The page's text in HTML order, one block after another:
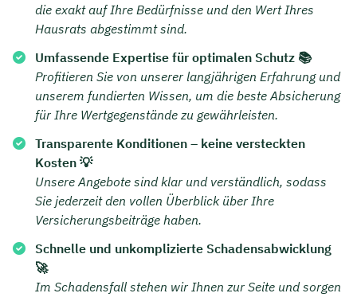
die exakt auf Ihre Bedürfnisse und den Wert Ihres
Hausrats abgestimmt sind.
Umfassende Expertise für optimalen Schutz 📚
Profitieren Sie von unserer langjährigen Erfahrung und
unserem fundierten Wissen, um die beste Absicherung
für Ihre Wertgegenstände zu gewährleisten.
Transparente Konditionen – keine versteckten
Kosten 💡
Unsere Angebote sind klar und verständlich, sodass
Sie jederzeit den vollen Überblick über Ihre
Versicherungsbeiträge haben.
Schnelle und unkomplizierte Schadensabwicklung
🚀
Im Schadensfall stehen wir Ihnen zur Seite und sorgen